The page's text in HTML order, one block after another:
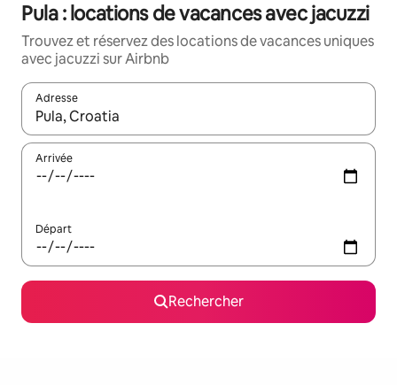
Pula : locations de vacances avec jacuzzi
Trouvez et réservez des locations de vacances uniques
avec jacuzzi sur Airbnb
Adresse
Lorsque les résultats s'affichent, utilisez les flèches vers le
Arrivée
Départ
Rechercher